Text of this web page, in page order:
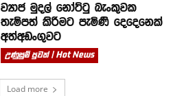
ව්‍යාජ මුදල් නෝට්ටු බැංකුවක
තැම්පත් කිරීමට පැමිණි දෙදෙනෙක්
අත්අඩංගුවට
උණුසුම් පුවත් | Hot News
Load more